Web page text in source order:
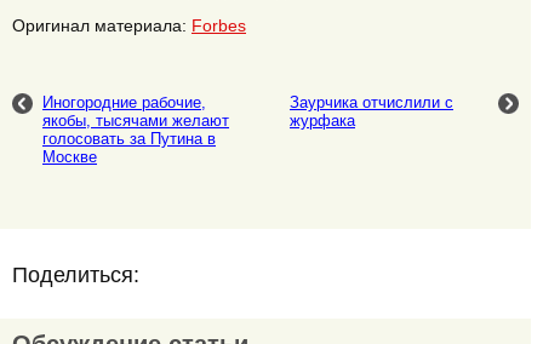
Оригинал материала: Forbes
Иногородние рабочие,
якобы, тысячами желают
голосовать за Путина в
Москве
Заурчика отчислили с
журфака
Поделиться: